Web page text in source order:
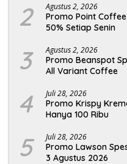
2 Agustus 2, 2026
Promo Point
50% Setiap Senin
3 Agustus 2, 2026
Promo Beanspot
All Variant Coffee
4 Juli 28, 2026
Promo Krispy
Hanya 100 Ribu
5 Juli 28, 2026
Promo Lawson
3 Agustus 2026